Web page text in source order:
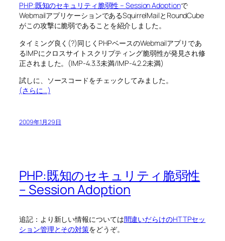
PHP:既知のセキュリティ脆弱性 – Session Adoptionで
WebmailアプリケーションであるSquirrelMailとRoundCube
がこの攻撃に脆弱であることを紹介しました。
タイミング良く(?)同じくPHPベースのWebmailアプリであ
るIMPにクロスサイトスクリプティング脆弱性が発見され修
正されました。(IMP-4.3.3未満/IMP-4.2.2未満)
試しに、ソースコードをチェックしてみました。
(さらに…)
2009年1月29日
PHP:既知のセキュリティ脆弱性
– Session Adoption
追記：より新しい情報については間違いだらけのHTTPセッ
ション管理とその対策をどうぞ。